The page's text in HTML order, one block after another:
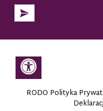
RODO Polityka